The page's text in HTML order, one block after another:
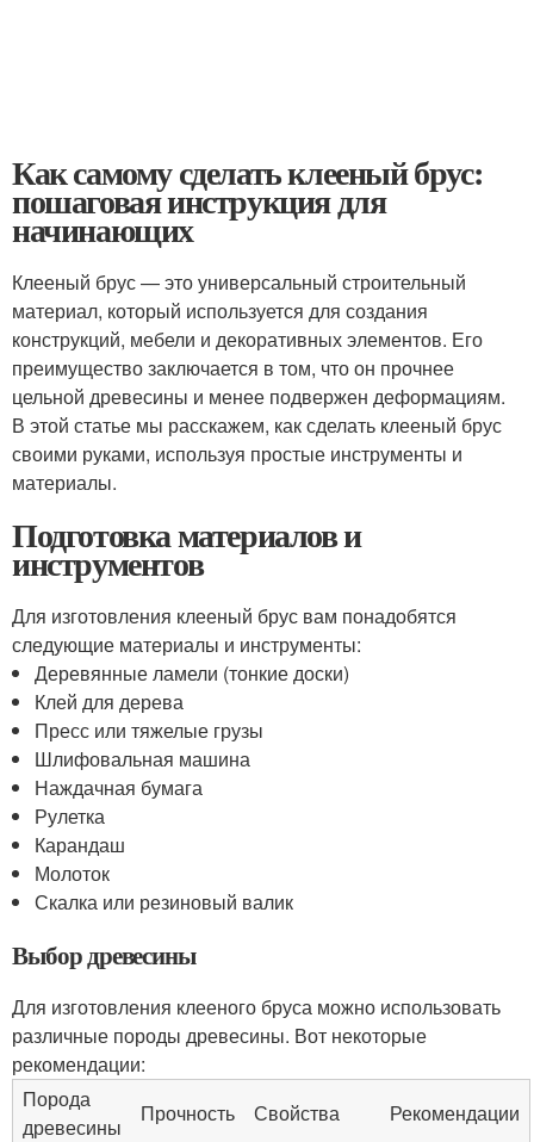
Как самому сделать клееный брус:
пошаговая инструкция для
начинающих
Клееный брус — это универсальный строительный
материал, который используется для создания
конструкций, мебели и декоративных элементов. Его
преимущество заключается в том, что он прочнее
цельной древесины и менее подвержен деформациям.
В этой статье мы расскажем, как сделать клееный брус
своими руками, используя простые инструменты и
материалы.
Подготовка материалов и
инструментов
Для изготовления клееный брус вам понадобятся
следующие материалы и инструменты:
Деревянные ламели (тонкие доски)
Клей для дерева
Пресс или тяжелые грузы
Шлифовальная машина
Наждачная бумага
Рулетка
Карандаш
Молоток
Скалка или резиновый валик
Выбор древесины
Для изготовления клееного бруса можно использовать
различные породы древесины. Вот некоторые
рекомендации:
Порода
древесины
Прочность Свойства Рекомендации